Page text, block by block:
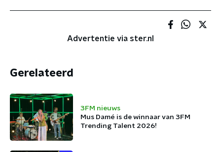
Advertentie via ster.nl
Gerelateerd
3FM nieuws
Mus Damé is de winnaar van 3FM
Trending Talent 2026!